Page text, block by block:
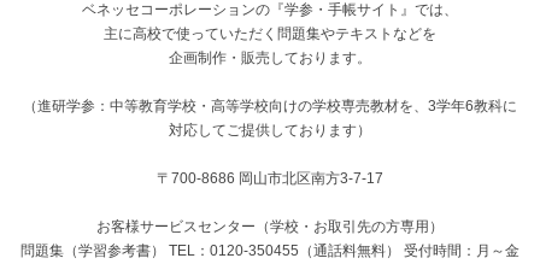
ベネッセコーポレーションの『学参・手帳サイト』 では、
主に高校で使っていただく問題集やテキストなどを
企画制作・販売しております。
（進研学参：中等教育学校・高等学校向けの学校専売教材を、3学年6教科に
対応してご提供しております）
〒700-8686 岡山市北区南方3-7-17
お客様サービスセンター（学校・お取引先の方専用）
問題集（学習参考書） TEL：0120-350455（通話料無料） 受付時間：月～金